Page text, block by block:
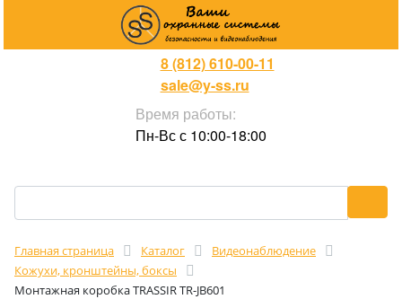
8 (812) 610-00-11
sale@y-ss.ru
Время работы:
Пн-Вс с 10:00-18:00
Главная страница Каталог
Видеонаблюдение
Кожухи, кронштейны, боксы
Монтажная коробка TRASSIR TR-JB601